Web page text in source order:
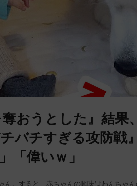
おうとした』結果
バチすぎる攻防戦
「偉いｗ」
。すると、赤ちゃんの興味はわんちゃん